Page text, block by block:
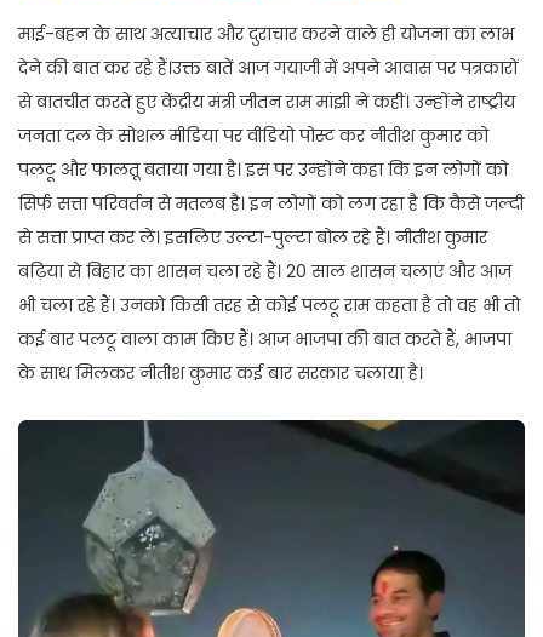
माई-बहन के साथ अत्याचार और दुराचार करने वाले ही योजना का लाभ
देने की बात कर रहे हैं।उक्त बातें आज गयाजी में अपने आवास पर पत्रकारों
से बातचीत करते हुए केंद्रीय मंत्री जीतन राम मांझी ने कहीं। उन्होंने राष्ट्रीय
जनता दल के सोशल मीडिया पर वीडियो पोस्ट कर नीतीश कुमार को
पलटू और फालतू बताया गया है। इस पर उन्होंने कहा कि इन लोगों को
सिर्फ सत्ता परिवर्तन से मतलब है। इन लोगों को लग रहा है कि कैसे जल्दी
से सत्ता प्राप्त कर लें। इसलिए उल्टा-पुल्टा बोल रहे हैं। नीतीश कुमार
बढ़िया से बिहार का शासन चला रहे हैं। 20 साल शासन चलाएं और आज
भी चला रहे हैं। उनको किसी तरह से कोई पलटू राम कहता है तो वह भी तो
कई बार पलटू वाला काम किए हैं। आज भाजपा की बात करते हैं, भाजपा
के साथ मिलकर नीतीश कुमार कई बार सरकार चलाया है।